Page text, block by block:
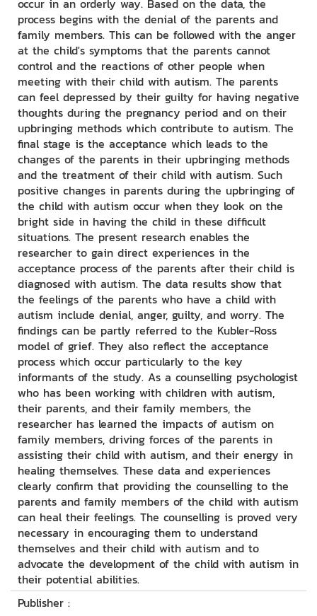
occur in an orderly way. Based on the data, the
process begins with the denial of the parents and
family members. This can be followed with the anger
at the child's symptoms that the parents cannot
control and the reactions of other people when
meeting with their child with autism. The parents
can feel depressed by their guilty for having negative
thoughts during the pregnancy period and on their
upbringing methods which contribute to autism. The
final stage is the acceptance which leads to the
changes of the parents in their upbringing methods
and the treatment of their child with autism. Such
positive changes in parents during the upbringing of
the child with autism occur when they look on the
bright side in having the child in these difficult
situations. The present research enables the
researcher to gain direct experiences in the
acceptance process of the parents after their child is
diagnosed with autism. The data results show that
the feelings of the parents who have a child with
autism include denial, anger, guilty, and worry. The
findings can be partly referred to the Kubler-Ross
model of grief. They also reflect the acceptance
process which occur particularly to the key
informants of the study. As a counselling psychologist
who has been working with children with autism,
their parents, and their family members, the
researcher has learned the impacts of autism on
family members, driving forces of the parents in
assisting their child with autism, and their energy in
healing themselves. These data and experiences
clearly confirm that providing the counselling to the
parents and family members of the child with autism
can heal their feelings. The counselling is proved very
necessary in encouraging them to understand
themselves and their child with autism and to
advocate the development of the child with autism in
their potential abilities.
Publisher :